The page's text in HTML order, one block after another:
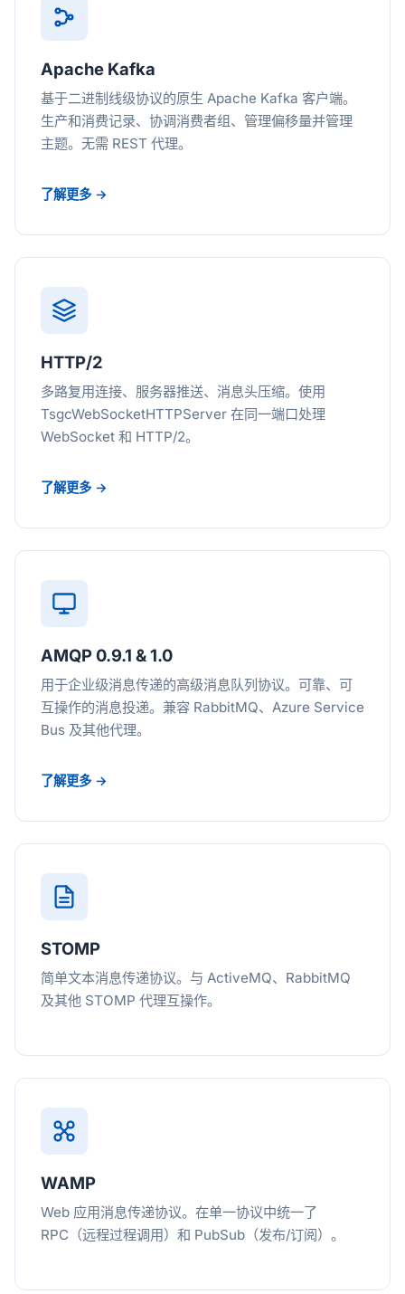
Apache Kafka
基于二进制线级协议的原生 Apache Kafka 客户端。
生产和消费记录、协调消费者组、管理偏移量并管理
主题。无需 REST 代理。
了解更多 →
HTTP/2
多路复用连接、服务器推送、消息头压缩。使用
TsgcWebSocketHTTPServer 在同一端口处理
WebSocket 和 HTTP/2。
了解更多 →
AMQP 0.9.1 & 1.0
用于企业级消息传递的高级消息队列协议。可靠、可
互操作的消息投递。兼容 RabbitMQ、Azure Service
Bus 及其他代理。
了解更多 →
STOMP
简单文本消息传递协议。与 ActiveMQ、RabbitMQ
及其他 STOMP 代理互操作。
WAMP
Web 应用消息传递协议。在单一协议中统一了
RPC（远程过程调用）和 PubSub（发布/订阅）。